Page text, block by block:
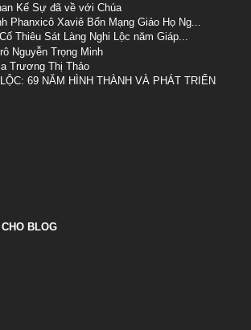
Kế Sự đã về với Chúa
Phanxicô Xaviê Bổn Mạng Giáo Họ Ng...
Thiêu Sát Làng Nghi Lộc năm Giáp...
Nguyễn Trọng Minh
Trương Thị Thảo
69 NĂM HÌNH THÀNH VÀ PHÁT TRIỂN
BLOG